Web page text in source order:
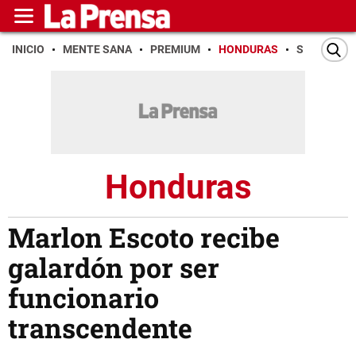
INICIO MENTE SANA PREMIUM HONDURAS SAN PEDRO
Honduras
Marlon Escoto recibe
galardón por ser
funcionario
transcendente